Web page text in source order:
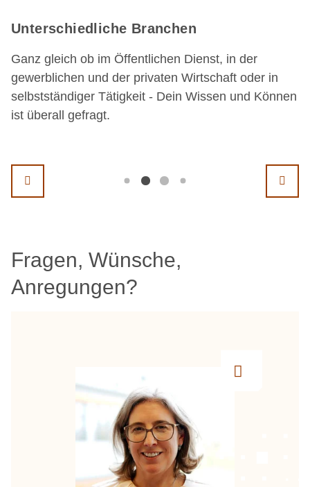
Unterschiedliche Branchen
Ganz gleich ob im Öffentlichen Dienst, in der
gewerblichen und der privaten Wirtschaft oder in
selbstständiger Tätigkeit - Dein Wissen und Können
ist überall gefragt.
Fragen, Wünsche,
Anregungen?